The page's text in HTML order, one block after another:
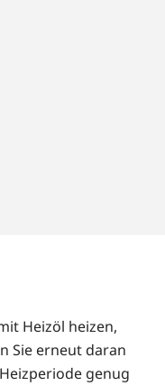
Heizöl heizen,
Sie erneut daran
genug